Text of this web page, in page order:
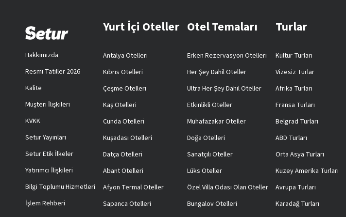
Hakkımızda
Resmi Tatiller 2026
Kalite
Müşteri İlişkileri
KVKK
Setur Yayınları
Setur Etik İlkeler
Yatırımcı İlişkileri
Bilgi Toplumu Hizmetleri
İşlem Rehberi
Yurt İçi Oteller
Antalya Otelleri
Kıbrıs Otelleri
Çeşme Otelleri
Kaş Otelleri
Cunda Otelleri
Kuşadası Otelleri
Datça Otelleri
Abant Otelleri
Afyon Termal Oteller
Sapanca Otelleri
Otel Temaları
Erken Rezervasyon Otelleri
Her Şey Dahil Oteller
Ultra Her Şey Dahil Oteller
Etkinlikli Oteller
Muhafazakar Oteller
Doğa Otelleri
Sanatçılı Oteller
Lüks Oteller
Özel Villa Odası Olan Oteller
Bungalov Otelleri
Turlar
Kültür Turları
Vizesiz Turlar
Afrika Turları
Fransa Turları
Belgrad Turları
ABD Turları
Orta Asya Turları
Kuzey Amerika Turları
Avrupa Turları
Karadağ Turları